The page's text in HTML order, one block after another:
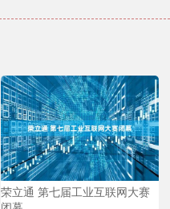
荣立通 第七届工业互联网大赛